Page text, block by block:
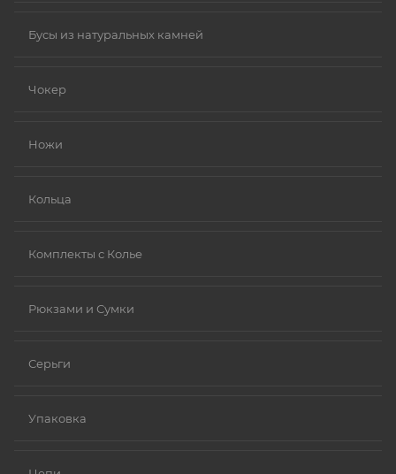
Бусы из натуральных камней
Чокер
Ножи
Кольца
Комплекты с Колье
Рюкзами и Сумки
Серьги
Упаковка